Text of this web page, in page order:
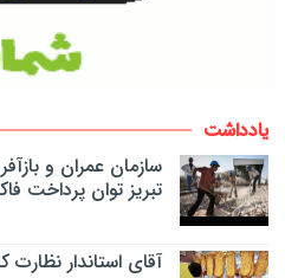
یادداشت
سازمان عمران و
تبریز توان پرداخت
آقای استاندار